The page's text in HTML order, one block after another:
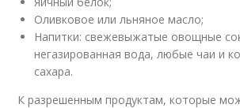
Оливковое или льняное масло;
Напитки: свежевыжатые овощные
негазированная вода, любые чаи и
сахара.
К разрешенным продуктам, которые